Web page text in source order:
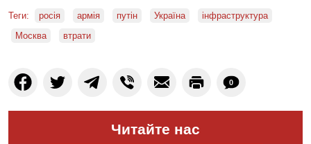
Теги: росія армія путін Україна
інфраструктура
Москва
втрати
0
Читайте нас